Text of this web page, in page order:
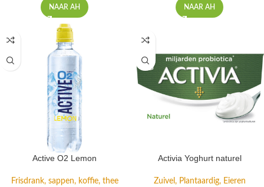
€ 1,35
NAAR AH
€ 1,35
NAAR AH